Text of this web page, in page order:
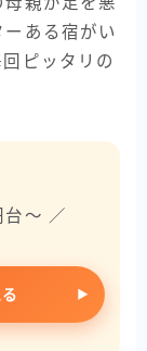
ある宿がい
ピッタリの
〜 ／